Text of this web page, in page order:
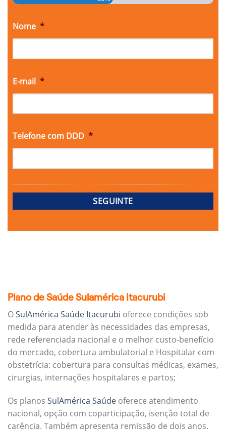
Nome *
E-mail *
Telefone com DDD *
Plano de Saúde Sulamérica Itacurubi
OSulAmérica Saúde Itacurubi oferece condições sob
medida para atender às necessidades das empresas,
rede referenciada nacional e o melhor custo-benefício
do mercado, cobertura ambulatorial e Hospitalar com
obstetrícia: cobertura para consultas médicas, exames,
cirurgias, internações hospitalares e partos;
Os planos SulAmérica Saúde oferece atendimento
nacional, opção com coparticipação, isenção total de
carência. Também apresenta remissão de dois anos.